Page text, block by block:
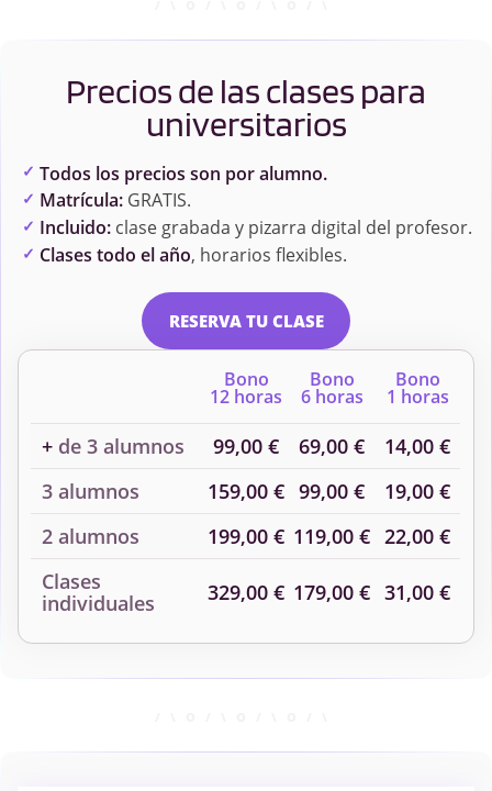
Gestión de Proyectos Informática Básica
Legislación y
Seguridad Informática
Paradigmas de
Programación
Programación I
Sistemas Operativos
Tecnología Electrónica
Precios de las clases para
universitarios
Todos los precios son por alumno.
Matrícula:GRATIS.
Incluido:clase grabada y pizarra digital del profesor.
Clases todo el año, horarios flexibles.
RESERVA TU CLASE
Bono
12 horas
Bono
6 horas
Bono
1 horas
+ de 3 alumnos 99,00 € 69,00 €
14,00 €
3 alumnos
159,00 € 99,00 €
19,00 €
2 alumnos
199,00 € 119,00 € 22,00 €
Clases
individuales
329,00 € 179,00 € 31,00 €